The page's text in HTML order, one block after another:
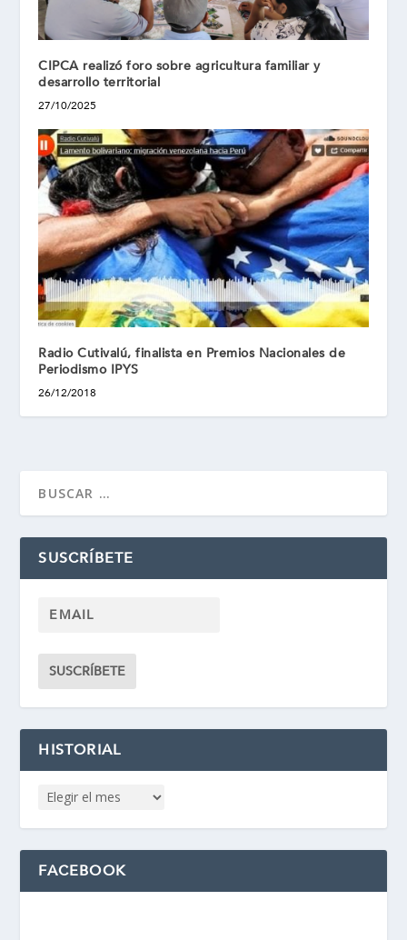
CIPCA realizó foro sobre agricultura familiar y
desarrollo territorial
27/10/2025
Radio Cutivalú, finalista en Premios Nacionales de
Periodismo IPYS
26/12/2018
SUSCRÍBETE
HISTORIAL
FACEBOOK